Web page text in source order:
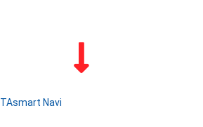
TAsmart Navi